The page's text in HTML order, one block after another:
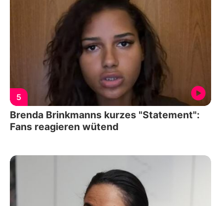
5
Brenda Brinkmanns kurzes "Statement":
Fans reagieren wütend